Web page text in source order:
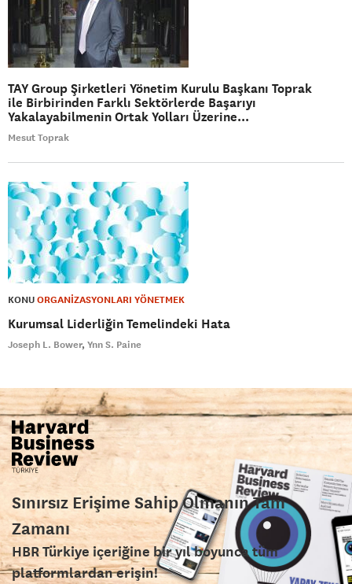
TAY Group Şirketleri Yönetim Kurulu Başkanı Toprak
ile Birbirinden Farklı Sektörlerde Başarıyı
Yakalayabilmenin Ortak Yolları Üzerine...
Mesut Toprak
KONUORGANİZASYONLARI YÖNETMEK
Kurumsal Liderliğin Temelindeki Hata
Joseph L. Bower Ynn S. Paine
Sınırsız Erişime Sahip Olmanın Tam
Zamanı
HBR Türkiye içeriğine bir yıl boyunca tüm
platformlardan erişin!